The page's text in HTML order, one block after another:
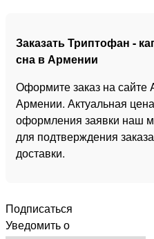
Заказать Триптофан -
сна в Армении
Оформите заказ на сайте
Армении. Актуальная
оформления заявки наш
для подтверждения
доставки.
Подписаться
Уведомить о